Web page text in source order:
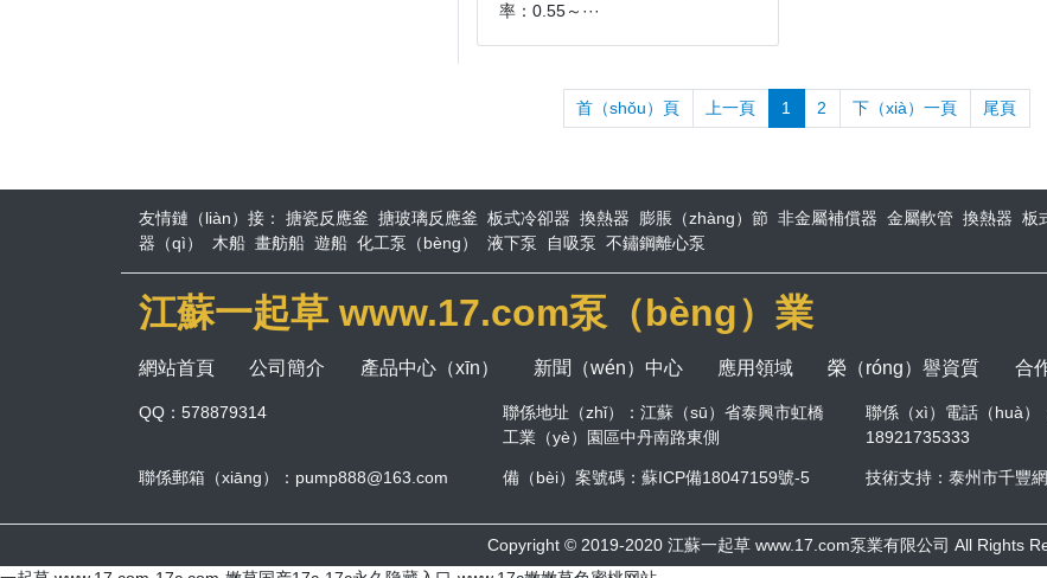
率：0.55～···
首（shǒu）頁 上一頁 1 2 下（xià）一頁 尾頁
友情鏈（liàn）接： 搪瓷反應釜 搪玻璃反應釜 板式冷卻器 換熱器 膨脹（zhàng）節 非金屬補償器 金屬軟管 換熱器 板
器（qì）
木船 畫舫船 遊船 化工泵（bèng） 液下泵 自吸泵 不鏽鋼離心泵
江蘇一起草 www.17.com泵（bèng）業
網站首頁 公司簡介 產品中心（xīn） 新聞（wén）中心 應用領域 榮（róng）譽資質 合
QQ：578879314
聯係地址（zhǐ）：江蘇（sū）省泰興市虹橋
工業（yè）園區中丹南路東側
聯係（xì）電話（huà）
18921735333
聯係郵箱（xiāng）：pump888@163.com 備（bèi）案號碼： 蘇ICP備18047159號-5 技術支持：泰州市千豐
Copyright © 2019-2020 江蘇一起草 www.17.com泵業有限公司 All Rights